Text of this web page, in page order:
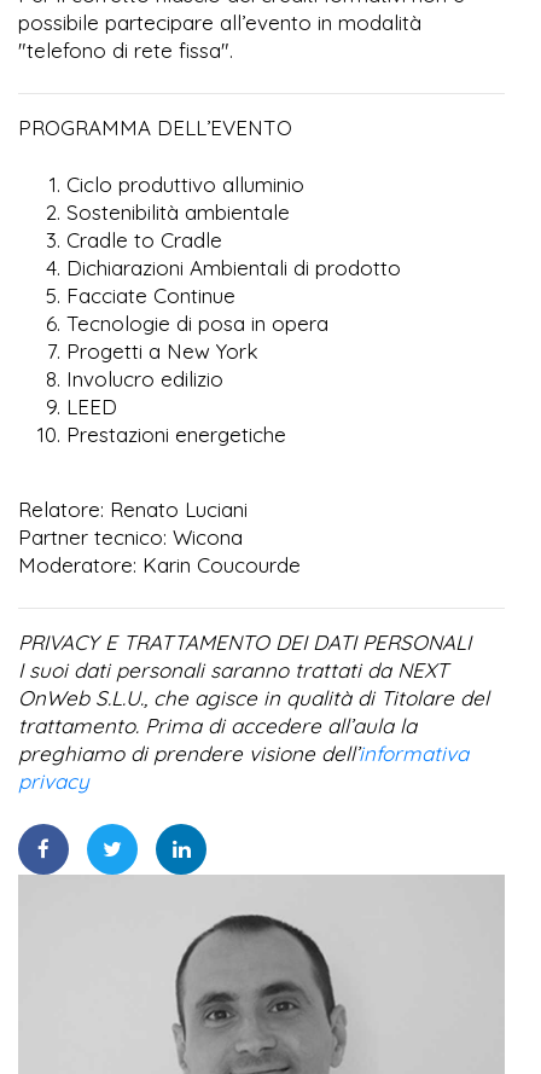
possibile partecipare all’evento in modalità
"telefono di rete fissa".
PROGRAMMA DELL’EVENTO
Ciclo produttivo alluminio
Sostenibilità ambientale
Cradle to Cradle
Dichiarazioni Ambientali di prodotto
Facciate Continue
Tecnologie di posa in opera
Progetti a New York
Involucro edilizio
LEED
Prestazioni energetiche
Relatore: Renato Luciani
Partner tecnico: Wicona
Moderatore: Karin Coucourde
PRIVACY E TRATTAMENTO DEI DATI PERSONALI
I suoi dati personali saranno trattati da NEXT
OnWeb S.L.U., che agisce in qualità di Titolare del
trattamento. Prima di accedere all’aula la
preghiamo di prendere visione dell’informativa
privacy